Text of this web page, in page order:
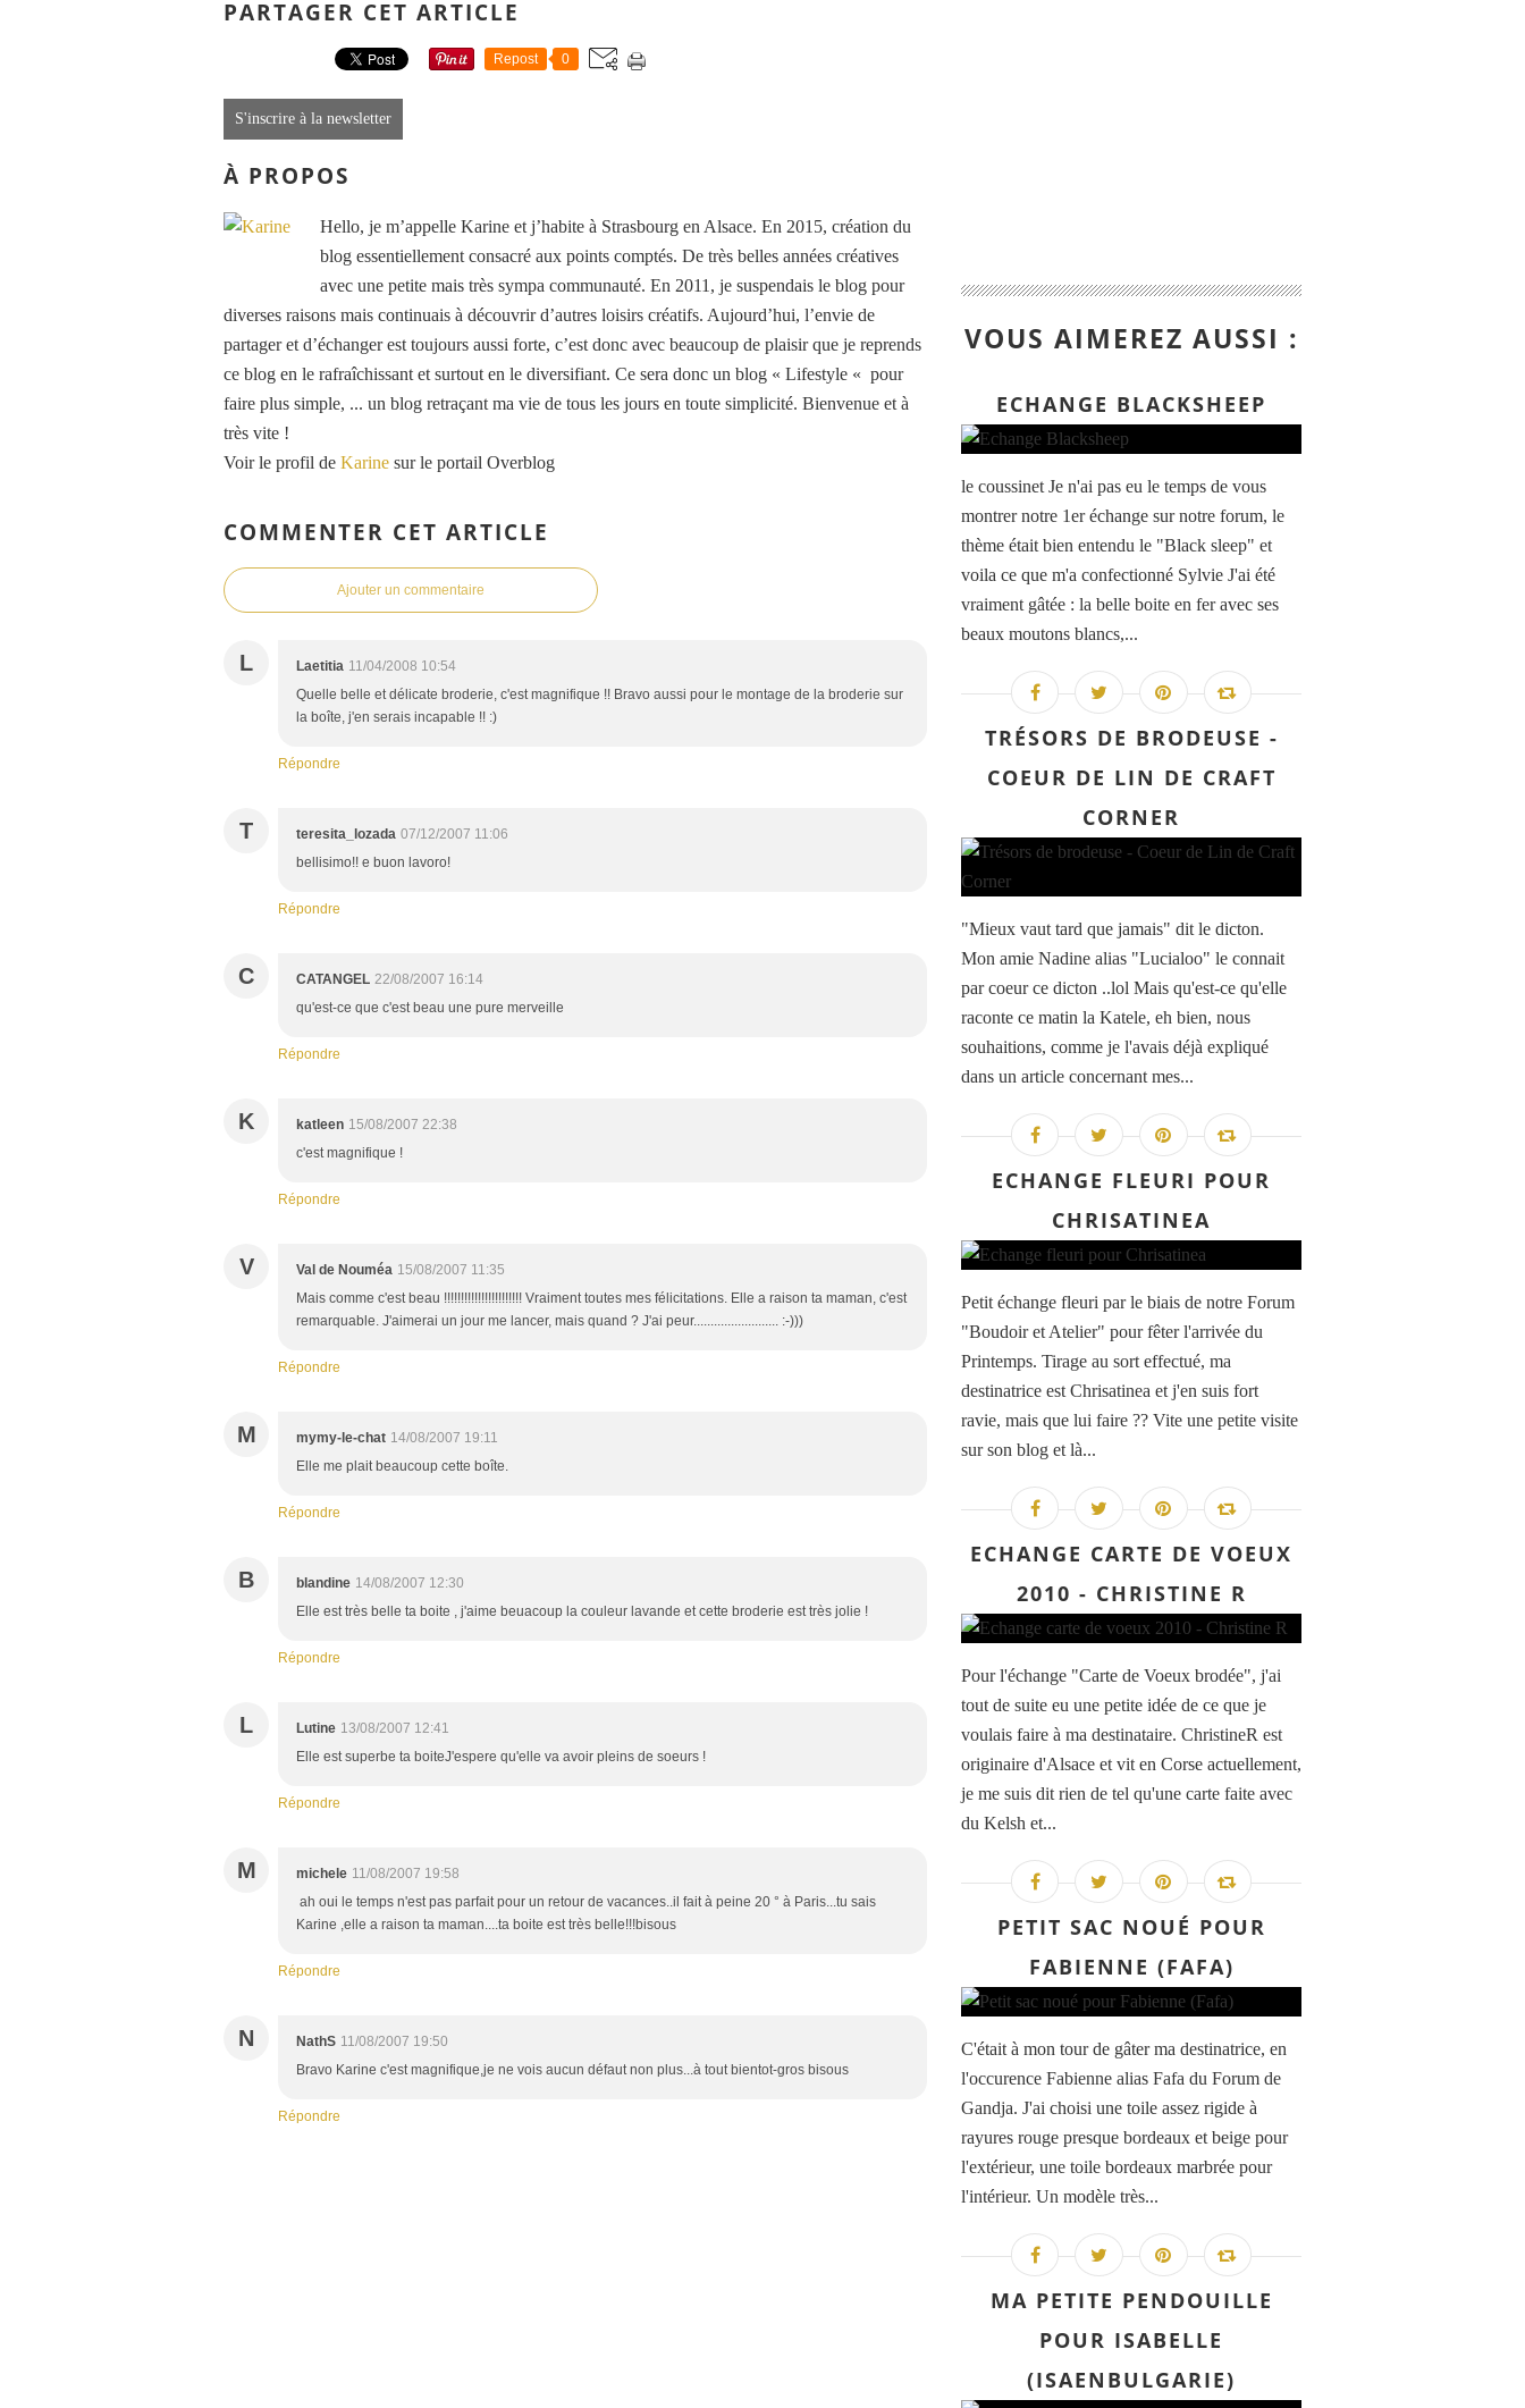
PARTAGER CET ARTICLE
Repost 0
S'inscrire à la newsletter
À PROPOS
Hello, je m’appelle Karine et j’habite à Strasbourg en Alsace. En 2015, création du
blog essentiellement consacré aux points comptés. De très belles années créatives
avec une petite mais très sympa communauté. En 2011, je suspendais le blog pour
diverses raisons mais continuais à découvrir d’autres loisirs créatifs. Aujourd’hui, l’envie de
partager et d’échanger est toujours aussi forte, c’est donc avec beaucoup de plaisir que je reprends
ce blog en le rafraîchissant et surtout en le diversifiant. Ce sera donc un blog « Lifestyle « pour
faire plus simple, ... un blog retraçant ma vie de tous les jours en toute simplicité. Bienvenue et à
très vite !
Voir le profil de Karine sur le portail Overblog
COMMENTER CET ARTICLE
Ajouter un commentaire
L Laetitia 11/04/2008 10:54
Quelle belle et délicate broderie, c'est magnifique !! Bravo aussi pour le montage de la broderie sur
la boîte, j'en serais incapable !! :)
Répondre
T teresita_lozada 07/12/2007 11:06
bellisimo!! e buon lavoro!
Répondre
C CATANGEL 22/08/2007 16:14
qu'est-ce que c'est beau une pure merveille
Répondre
K katleen 15/08/2007 22:38
c'est magnifique !
Répondre
V Val de Nouméa 15/08/2007 11:35
Mais comme c'est beau !!!!!!!!!!!!!!!!!!!!!!! Vraiment toutes mes félicitations. Elle a raison ta maman, c'est
remarquable. J'aimerai un jour me lancer, mais quand ? J'ai peur......................... :-)))
Répondre
M mymy-le-chat 14/08/2007 19:11
Elle me plait beaucoup cette boîte.
Répondre
B blandine 14/08/2007 12:30
Elle est très belle ta boite , j'aime beuacoup la couleur lavande et cette broderie est très jolie !
Répondre
L Lutine 13/08/2007 12:41
Elle est superbe ta boiteJ'espere qu'elle va avoir pleins de soeurs !
Répondre
M michele 11/08/2007 19:58
ah oui le temps n'est pas parfait pour un retour de vacances..il fait à peine 20 ° à Paris...tu sais
Karine ,elle a raison ta maman....ta boite est très belle!!!bisous
Répondre
N NathS 11/08/2007 19:50
Bravo Karine c'est magnifique,je ne vois aucun défaut non plus...à tout bientot-gros bisous
Répondre
VOUS AIMEREZ AUSSI :
ECHANGE BLACKSHEEP
le coussinet Je n'ai pas eu le temps de vous
montrer notre 1er échange sur notre forum, le
thème était bien entendu le "Black sleep" et
voila ce que m'a confectionné Sylvie J'ai été
vraiment gâtée : la belle boite en fer avec ses
beaux moutons blancs,...
TRÉSORS DE BRODEUSE -
COEUR DE LIN DE CRAFT
CORNER
"Mieux vaut tard que jamais" dit le dicton.
Mon amie Nadine alias "Lucialoo" le connait
par coeur ce dicton ..lol Mais qu'est-ce qu'elle
raconte ce matin la Katele, eh bien, nous
souhaitions, comme je l'avais déjà expliqué
dans un article concernant mes...
ECHANGE FLEURI POUR
CHRISATINEA
Petit échange fleuri par le biais de notre Forum
"Boudoir et Atelier" pour fêter l'arrivée du
Printemps. Tirage au sort effectué, ma
destinatrice est Chrisatinea et j'en suis fort
ravie, mais que lui faire ?? Vite une petite visite
sur son blog et là...
ECHANGE CARTE DE VOEUX
2010 - CHRISTINE R
Pour l'échange "Carte de Voeux brodée", j'ai
tout de suite eu une petite idée de ce que je
voulais faire à ma destinataire. ChristineR est
originaire d'Alsace et vit en Corse actuellement,
je me suis dit rien de tel qu'une carte faite avec
du Kelsh et...
PETIT SAC NOUÉ POUR
FABIENNE (FAFA)
C'était à mon tour de gâter ma destinatrice, en
l'occurence Fabienne alias Fafa du Forum de
Gandja. J'ai choisi une toile assez rigide à
rayures rouge presque bordeaux et beige pour
l'extérieur, une toile bordeaux marbrée pour
l'intérieur. Un modèle très...
MA PETITE PENDOUILLE
POUR ISABELLE
(ISAENBULGARIE)